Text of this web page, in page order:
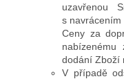
uzavřenou
s navrácením
Ceny za
dodání Zboží
V případě